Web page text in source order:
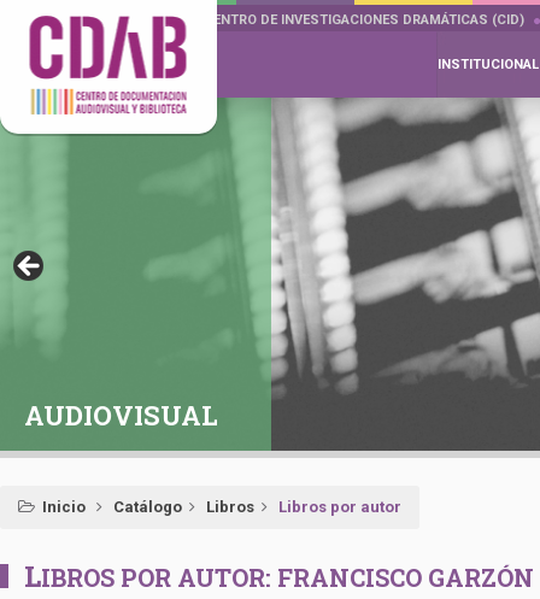
DOCUMENTA DRAMÁTICAS CENTRO DE INVESTIGACIONES DRAMÁTICAS (CID)
INSTITUCIONAL
AUDIOVISUAL
Inicio Catálogo Libros Libros por autor
LIBROS POR AUTOR: FRANCISCO GARZÓN